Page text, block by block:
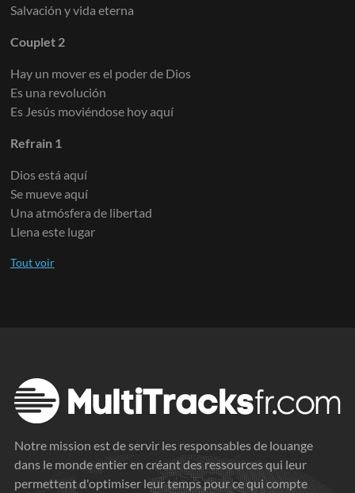
Salvación y vida eterna
Couplet 2
Hay un mover es el poder de Dios
Es una revolución
Es Jesús moviéndose hoy aquí
Refrain 1
Dios está aquí
Se mueve aquí
Una atmósfera de libertad
Llena este lugar
Notre mission est de servir les responsables de louange
dans le monde entier en créant des ressources qui leur
permettent d'optimiser leur temps pour ce qui compte